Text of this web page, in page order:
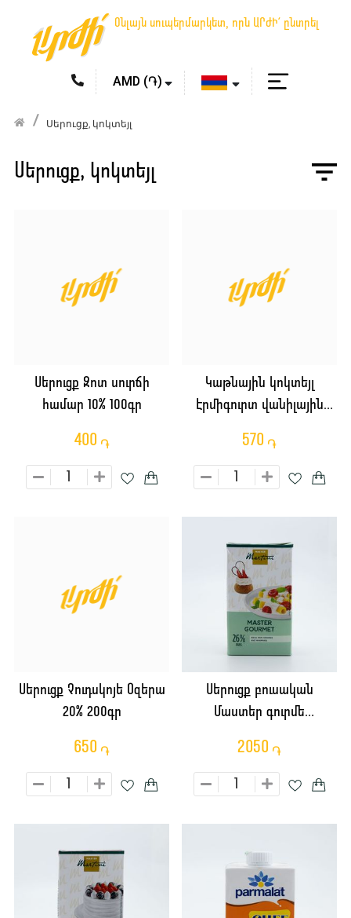
Օնլայն սուպերմարկետ, որն ԱՐԺԻ՛ ընտրել
Սերուցք, կոկտեյլ
Սերուցք, կոկտեյլ
Սերուցք Զոտ սուրճի
համար 10% 100գր
400 ֏
Կաթնային կոկտեյլ
Էրմիգուրտ վանիլային
570 ֏
Սերուցք Չուդսկոյե Օզերա
20% 200գր
650 ֏
Սերուցք բուսական
Մաստեր գուրմե
2050 ֏